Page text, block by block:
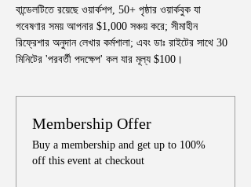
বান্ডেলটিতে রয়েছে ওয়ার্কশপ, 50+ পৃষ্ঠার ওয়ার্কবুক যা
গবেষণার সময় আপনার $1,000 সঞ্চয় করে; সীমাহীন
রিফ্রেশার অনুদান লেখার কর্মশালা; এবং ডাঃ রাইটের সাথে 30
মিনিটের 'পরবর্তী পদক্ষেপ' কল যার মূল্য $100।
Membership Offer
Buy a membership and get up to 100%
off this event at checkout